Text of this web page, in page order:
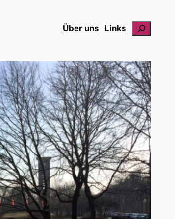
Über uns Links Suchen